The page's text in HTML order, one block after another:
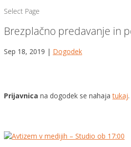
Select Page
Brezplačno predavanje in
Sep 18, 2019 | Dogodek
Prijavnica na dogodek se nahajatukaj.